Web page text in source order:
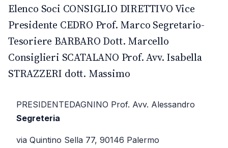
Elenco Soci CONSIGLIO DIRETTIVO Vice
Presidente CEDRO Prof. Marco Segretario-
Tesoriere BARBARO Dott. Marcello
Consiglieri SCATALANO Prof. Avv. Isabella
STRAZZERI dott. Massimo
PRESIDENTEDAGNINO Prof. Avv. Alessandro
Segreteria
via Quintino Sella 77, 90146 Palermo